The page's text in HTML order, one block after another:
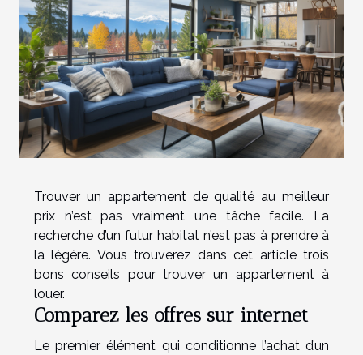
Trouver un appartement de qualité au meilleur
prix n’est pas vraiment une tâche facile. La
recherche d’un futur habitat n’est pas à prendre à
la légère. Vous trouverez dans cet article trois
bons conseils pour trouver un appartement à
louer.
Comparez les offres sur internet
Le premier élément qui conditionne l’achat d’un